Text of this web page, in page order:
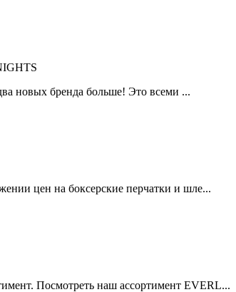
новых бренда больше! Это всеми ...
цен на боксерские перчатки и шле...
Посмотреть наш ассортимент EVERL...